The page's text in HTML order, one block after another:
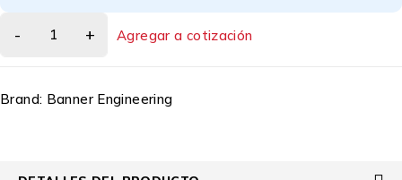
Agregar a cotización
Brand: Banner Engineering